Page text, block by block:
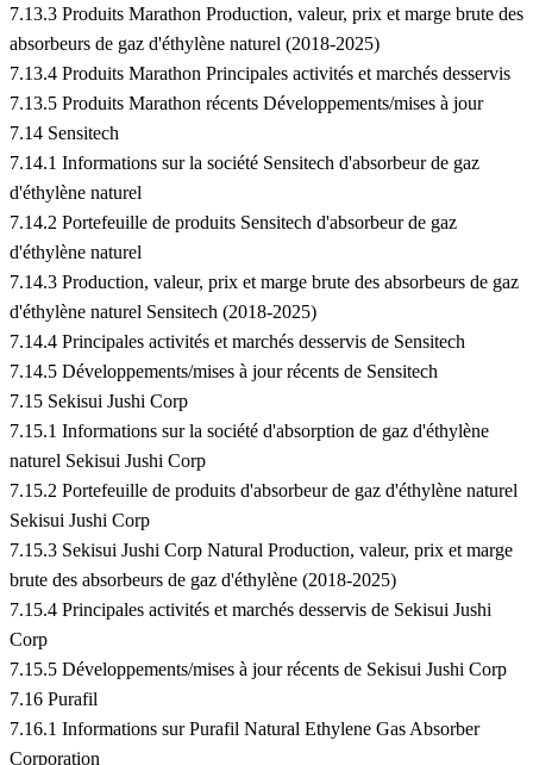
7.13.3 Produits Marathon Production, valeur, prix et marge brute des
absorbeurs de gaz d'éthylène naturel (2018-2025)
7.13.4 Produits Marathon Principales activités et marchés desservis
7.13.5 Produits Marathon récents Développements/mises à jour
7.14 Sensitech
7.14.1 Informations sur la société Sensitech d'absorbeur de gaz
d'éthylène naturel
7.14.2 Portefeuille de produits Sensitech d'absorbeur de gaz
d'éthylène naturel
7.14.3 Production, valeur, prix et marge brute des absorbeurs de gaz
d'éthylène naturel Sensitech (2018-2025)
7.14.4 Principales activités et marchés desservis de Sensitech
7.14.5 Développements/mises à jour récents de Sensitech
7.15 Sekisui Jushi Corp
7.15.1 Informations sur la société d'absorption de gaz d'éthylène
naturel Sekisui Jushi Corp
7.15.2 Portefeuille de produits d'absorbeur de gaz d'éthylène naturel
Sekisui Jushi Corp
7.15.3 Sekisui Jushi Corp Natural Production, valeur, prix et marge
brute des absorbeurs de gaz d'éthylène (2018-2025)
7.15.4 Principales activités et marchés desservis de Sekisui Jushi
Corp
7.15.5 Développements/mises à jour récents de Sekisui Jushi Corp
7.16 Purafil
7.16.1 Informations sur Purafil Natural Ethylene Gas Absorber
Corporation